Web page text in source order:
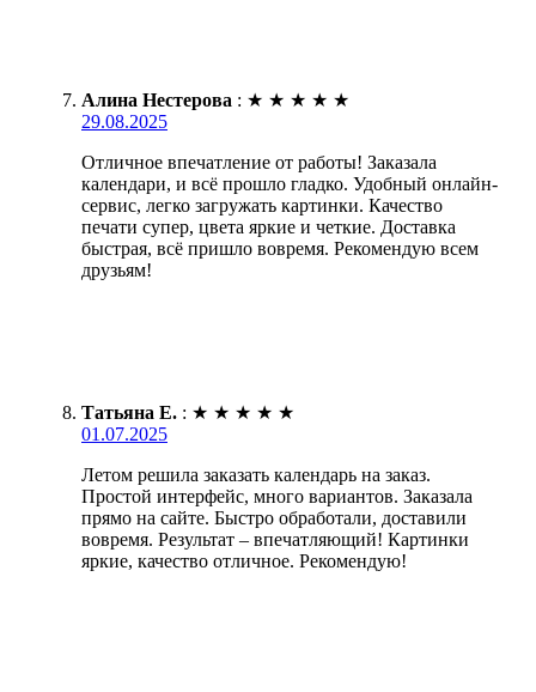
Алина Нестерова : ★ ★ ★ ★ ★
29.08.2025
Отличное впечатление от работы! Заказала
календари, и всё прошло гладко. Удобный онлайн-
сервис, легко загружать картинки. Качество
печати супер, цвета яркие и четкие. Доставка
быстрая, всё пришло вовремя. Рекомендую всем
друзьям!
Татьяна Е. : ★ ★ ★ ★ ★
01.07.2025
Летом решила заказать календарь на заказ.
Простой интерфейс, много вариантов. Заказала
прямо на сайте. Быстро обработали, доставили
вовремя. Результат – впечатляющий! Картинки
яркие, качество отличное. Рекомендую!